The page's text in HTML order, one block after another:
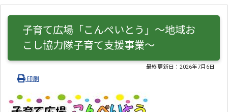
子育て広場「こんぺいとう」～地域お
こし協力隊子育て支援事業～
最終更新日：2026年7月6日
印刷